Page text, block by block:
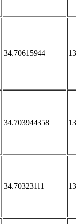
34.70615944
34.703944358
34.70323111